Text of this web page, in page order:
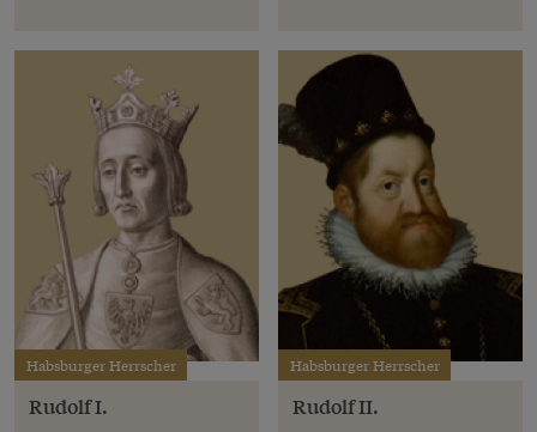
Habsburger Herrscher
Rudolf I.
Habsburger Herrscher
Rudolf II.